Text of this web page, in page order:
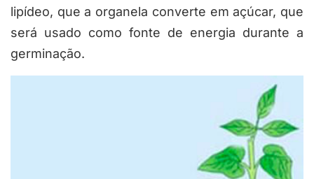
lipídeo, que a organela converte em açúcar, que
será usado como fonte de energia durante a
germinação.